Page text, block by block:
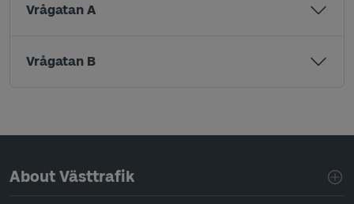
Vrågatan A
Vrågatan B
Page footer navigation
About Västtrafik